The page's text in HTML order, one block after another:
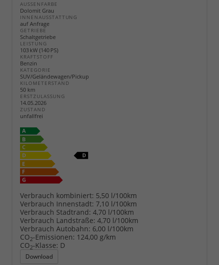
AUSSENFARBE
Dolomit Grau
INNENAUSSTATTUNG
auf Anfrage
GETRIEBE
Schaltgetriebe
LEISTUNG
103 kW (140 PS)
KRAFTSTOFF
Benzin
KATEGORIE
SUV/Geländewagen/Pickup
KILOMETERSTAND
50 km
ERSTZULASSUNG
14.05.2026
ZUSTAND
unfallfrei
Verbrauch kombiniert: 5,50 l/100km
Verbrauch Innenstadt: 7,10 l/100km
Verbrauch Stadtrand: 4,70 l/100km
Verbrauch Landstraße: 4,70 l/100km
Verbrauch Autobahn: 6,00 l/100km
CO2-Emissionen: 124,00 g/km
CO2-Klasse: D
Download